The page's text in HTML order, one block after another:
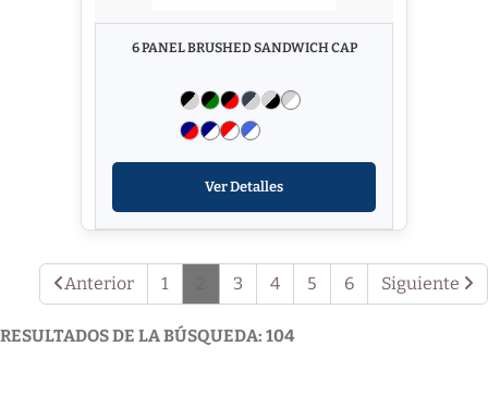
6 PANEL BRUSHED SANDWICH CAP
Ver Detalles
Anterior 1 3 4 5 6 Siguiente
RESULTADOS DE LA BÚSQUEDA: 104